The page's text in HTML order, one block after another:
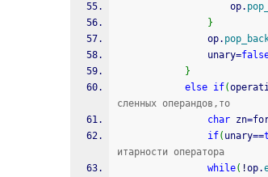
					op.
}
				op.
				unary
=
}
else if(
сленных операндов,то
char zn=
if( unary==
итарности оператора
while( !op.